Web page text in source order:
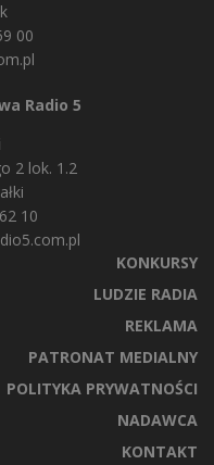
00
Radio 5
2 lok. 1.2
10
KONKURSY
LUDZIE RADIA
REKLAMA
PATRONAT MEDIALNY
POLITYKA PRYWATNOŚCI
NADAWCA
KONTAKT